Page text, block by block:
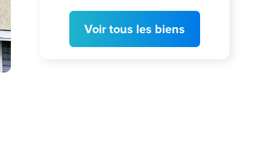
Voir tous les biens